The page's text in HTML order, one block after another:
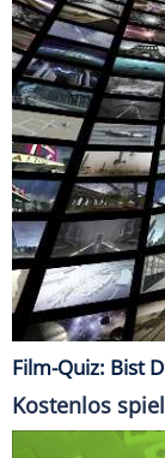
Film-Quiz: Bist
Kostenlos